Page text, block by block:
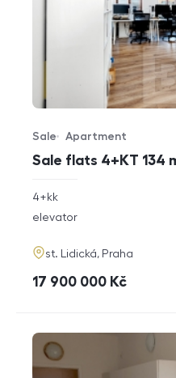
Sale flats 4+KT 134
Offer type
Sale
Property type
Apartment
rozměry
4+kk
funkce
elevator
adresa
st. Lidická, Praha
cena
17 900 000 Kč